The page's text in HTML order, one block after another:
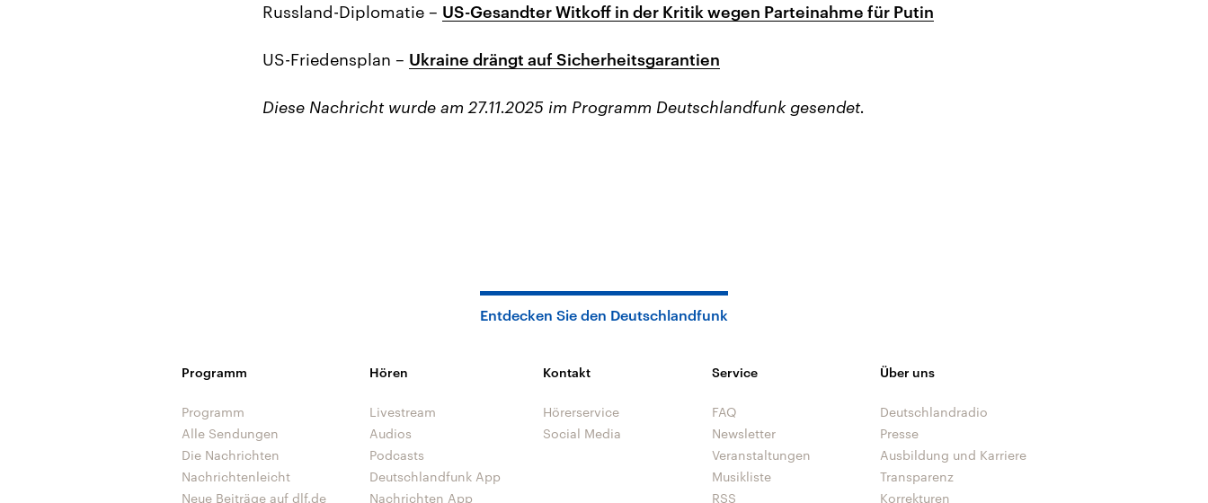
Russland-Diplomatie – US-Gesandter Witkoff in der Kritik wegen Parteinahme für Putin
US-Friedensplan – Ukraine drängt auf Sicherheitsgarantien
Diese Nachricht wurde am 27.11.2025 im Programm Deutschlandfunk gesendet.
Entdecken Sie den Deutschlandfunk
Programm
Programm
Alle Sendungen
Die Nachrichten
Nachrichtenleicht
Neue Beiträge auf dlf.de
Hören
Livestream
Audios
Podcasts
Deutschlandfunk App
Nachrichten App
Kontakt
Hörerservice
Social Media
Service
FAQ
Newsletter
Veranstaltungen
Musikliste
RSS
Über uns
Deutschlandradio
Presse
Ausbildung und Karriere
Transparenz
Korrekturen